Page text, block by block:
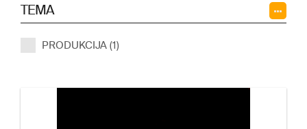
TEMA
PRODUKCIJA (1)